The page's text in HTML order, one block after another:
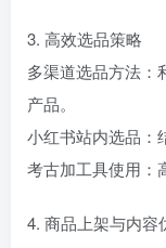
3. 高效选品策略
多渠道选品方法：
产品。
小红书站内选品：
考古加工具使用：
4. 商品上架与内容